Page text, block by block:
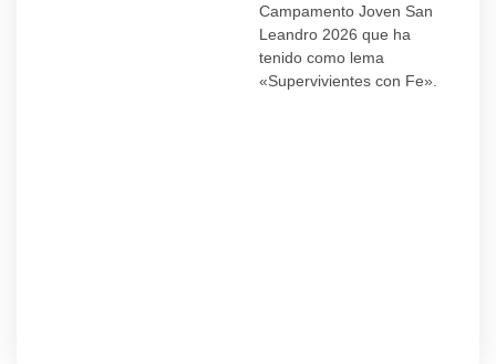
Campamento Joven San
Leandro 2026 que ha
tenido como lema
«Supervivientes con Fe».